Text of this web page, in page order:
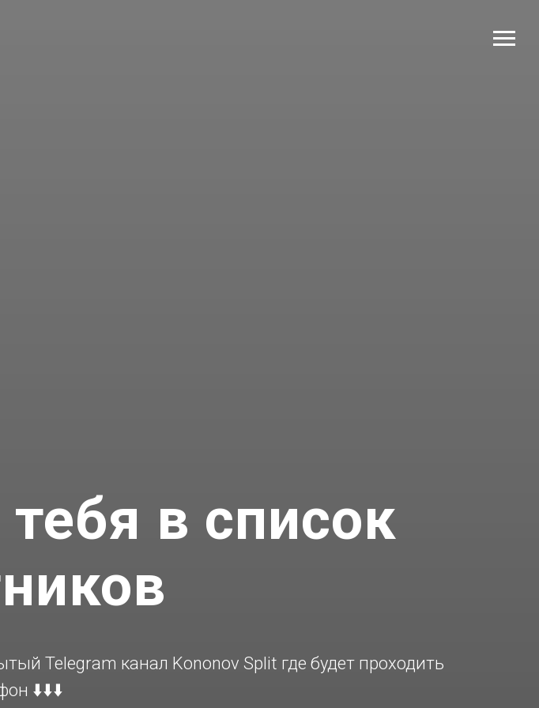
в список
Telegram канал Kononov Split где будет проходить
⬇️⬇️⬇️